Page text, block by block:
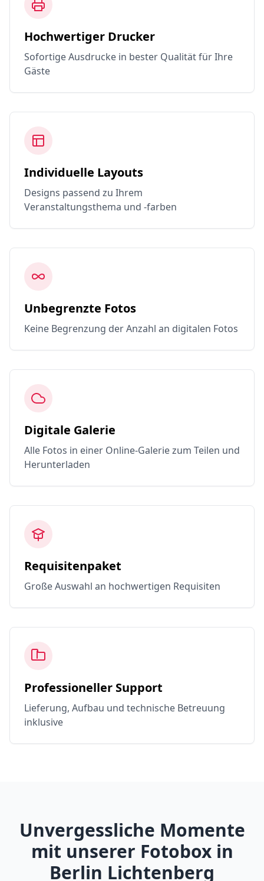
Hochwertiger Drucker
Sofortige Ausdrucke in bester Qualität für Ihre
Gäste
Individuelle Layouts
Designs passend zu Ihrem
Veranstaltungsthema und -farben
Unbegrenzte Fotos
Keine Begrenzung der Anzahl an digitalen Fotos
Digitale Galerie
Alle Fotos in einer Online-Galerie zum Teilen und
Herunterladen
Requisitenpaket
Große Auswahl an hochwertigen Requisiten
Professioneller Support
Lieferung, Aufbau und technische Betreuung
inklusive
Unvergessliche Momente
mit unserer Fotobox in
Berlin Lichtenberg